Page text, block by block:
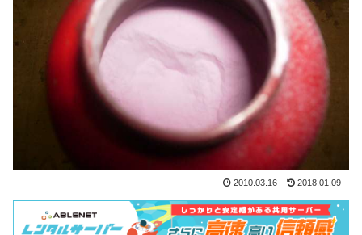
2010.03.16 2018.01.09